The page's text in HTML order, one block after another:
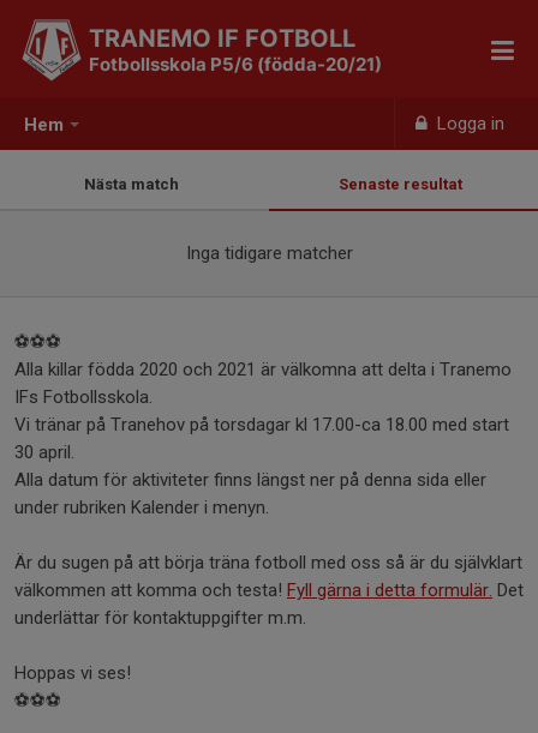
Hem Logga in
TRANEMO IF FOTBOLL
Fotbollsskola P5/6 (födda-20/21)
Nästa match Senaste resultat
Inga tidigare matcher
⚽⚽⚽
Alla killar födda 2020 och 2021 är välkomna att delta i Tranemo
IFs Fotbollsskola.
Vi tränar på Tranehov på torsdagar kl 17.00-ca 18.00 med start
30 april.
Alla datum för aktiviteter finns längst ner på denna sida eller
under rubriken Kalender i menyn.
Är du sugen på att börja träna fotboll med oss så är du självklart
välkommen att komma och testa! Fyll gärna i detta formulär. Det
underlättar för kontaktuppgifter m.m.
Hoppas vi ses!
⚽⚽⚽